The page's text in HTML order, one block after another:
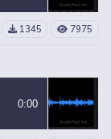
1345 7975
0:00